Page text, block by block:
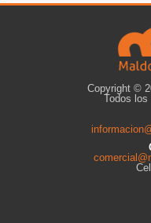
Copyright ©
Todos los